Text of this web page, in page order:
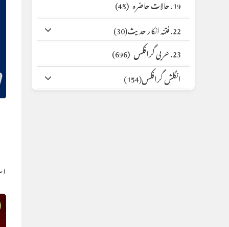
19. حالات حاضرہ
(45)
22. فتنہ انکار حدیث
(30)
23. عربی گرافکس
(696)
انگلش گرافکس(154)